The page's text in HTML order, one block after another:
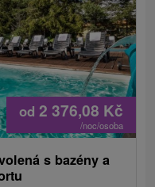
od 2 376,08 Kč
/noc/osoba
s bazény a